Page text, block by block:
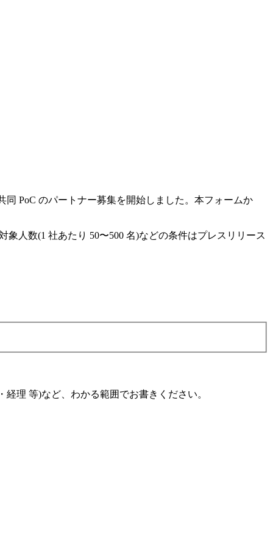
PoC のパートナー募集を開始しました。本フォームか
人数(1 社あたり 50〜500 名)などの条件はプレスリリース
理 等)など、わかる範囲でお書きください。